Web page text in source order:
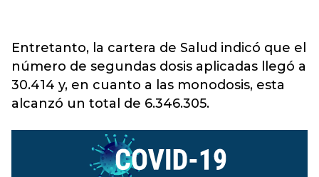
Entretanto, la cartera de Salud indicó que el
número de segundas dosis aplicadas llegó a
30.414 y, en cuanto a las monodosis, esta
alcanzó un total de 6.346.305.